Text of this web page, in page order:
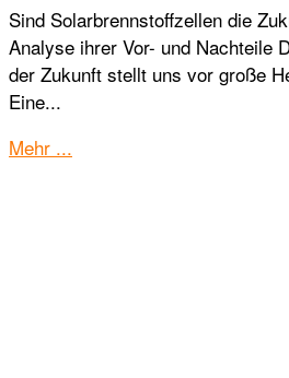
Sind Solarbrennstoffzellen die
Analyse ihrer Vor- und Nachteile
der Zukunft stellt uns vor große
Eine...
Mehr ...